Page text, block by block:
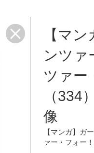
【マ
ンツァ
ツァー
（334
像
【マンガ】ガ
ァー・フォー！